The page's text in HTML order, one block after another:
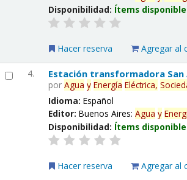
Disponibilidad: Ítems
Hacer reserva Agregar al
4. Estación transformadora
porAgua y Energía Eléctrica,
Idioma:Español
Editor:Buenos Aires:Agua y
Disponibilidad: Ítems
Hacer reserva Agregar al